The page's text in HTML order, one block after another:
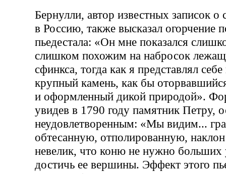
Бернулли, автор известных записок
в Россию, также высказал огорчение
пьедестала: «Он мне показался
слишком похожим на набросок
сфинкса, тогда как я представлял
крупный камень, как бы
и оформленный дикой природой».
увидев в 1790 году памятник Петру,
неудовлетворенным: «Мы видим...
обтесанную, отполированную,
невелик, что коню не нужно больших
достичь ее вершины. Эффект этого